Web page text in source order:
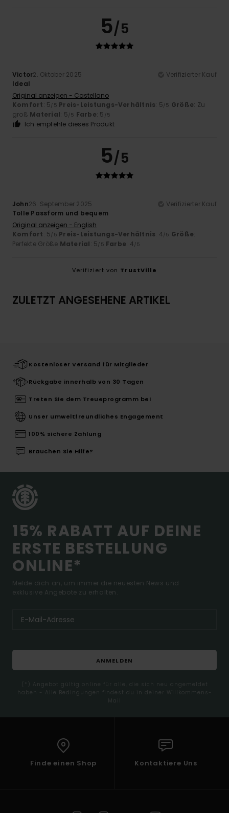
5/5
Victor2. Oktober 2025
Verifizierter Kauf
Ideal
Original anzeigen - Castellano
Komfort: 5/5 Preis-Leistungs-Verhältnis: 5/5 Größe: Zu
groß Material: 5/5 Farbe: 5 /5
Ich empfehle dieses Produkt
5/5
John26. September 2025
Verifizierter Kauf
Tolle Passform und bequem
Original anzeigen - English
Komfort: 5/5 Preis-Leistungs-Verhältnis: 4/5 Größe:
Perfekte Größe Material: 5/5 Farbe: 4/5
Verifiziert von TrustVille
ZULETZT ANGESEHENE ARTIKEL
Kostenloser Versand für Mitglieder
Rückgabe innerhalb von 30 Tagen
Treten Sie dem Treueprogramm bei
Unser umweltfreundliches Engagement
100% sichere Zahlung
Brauchen Sie Hilfe?
15% RABATT AUF DEINE
ERSTE BESTELLUNG
ONLINE*
Melde dich an, um immer die neuesten News und
exklusive Angebote zu erhalten.
ANMELDEN
(*) Angebot gültig online für alle, die sich neu angemeldet
haben - Alle Bedingungen findest du in deiner Willkommens-
Mail
Finde einen Shop Kontaktiere Uns